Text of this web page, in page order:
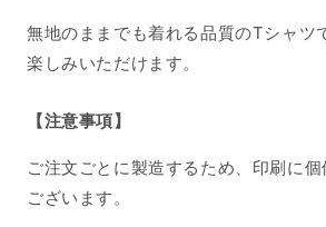
無地のままでも着れる品質のTシャツ
楽しみいただけます。
【注意事項】
ご注文ごとに製造するため、印刷に
ございます。